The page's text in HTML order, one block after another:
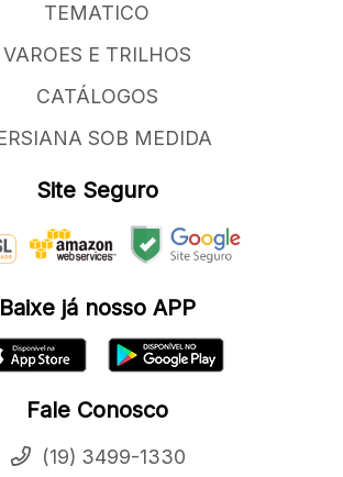
TEMATICO
VAROES E TRILHOS
CATÁLOGOS
SOB MEDIDA
Site Seguro
Baixe já nosso APP
Fale Conosco
(19) 3499-1330